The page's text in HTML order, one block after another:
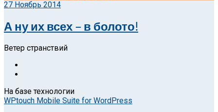
27 Ноябрь 2014
А ну их всех – в болото!
Ветер странствий
На базе технологии
WPtouch Mobile Suite for WordPress